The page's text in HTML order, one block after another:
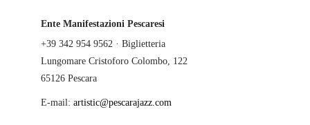
Ente Manifestazioni Pescaresi
+39 342 954 9562 · Biglietteria
Lungomare Cristoforo Colombo, 122
65126 Pescara
E-mail: artistic@pescarajazz.com